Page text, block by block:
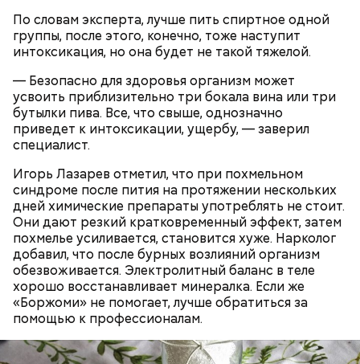
По словам эксперта, лучше пить спиртное одной
группы, после этого, конечно, тоже наступит
интоксикация, но она будет не такой тяжелой.
— Безопасно для здоровья организм может
усвоить приблизительно три бокала вина или три
бутылки пива. Все, что свыше, однозначно
приведет к интоксикации, ущербу, — заверил
специалист.
Игорь Лазарев отметил, что при похмельном
синдроме после пития на протяжении нескольких
дней химические препараты употреблять не стоит.
Они дают резкий кратковременный эффект, затем
похмелье усиливается, становится хуже. Нарколог
добавил, что после бурных возлияний организм
обезвоживается. Электролитный баланс в теле
хорошо восстанавливает минералка. Если же
«Боржоми» не помогает, лучше обратиться за
помощью к профессионалам.
Множество людей совершают паломнические
поездки, чтобы поклониться мощам Святителя
Николая, которые находятся в Италии. 19 декабря
отмечается Никола Зимний, а 22 мая Никола вешний
или летний. Этот день установлен в память об
обретении его мощей.Томаты «Без заморочек», аджика
рецептов закруток на зиму
Первые блюда